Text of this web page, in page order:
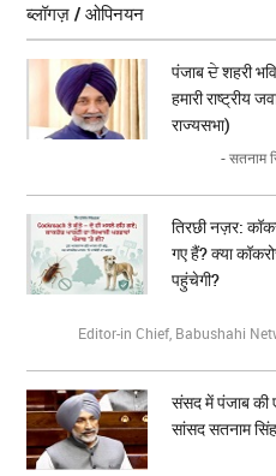
ब्लॉगज़ / ओपिनयन
पंजाब ਦੇ शहरी
हमारी राष्ट्रीय
राज्यसभा)
- सतनाम
तिरछी नज़र:
गए हैं? क्या
पहुंचेगी?
Editor-in Chief, Babushahi
संसद में पंजाब
सांसद सतनाम